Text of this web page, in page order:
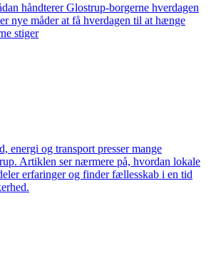
håndterer Glostrup-borgerne hverdagen
nye måder at få hverdagen til at hænge
stiger
energi og transport presser mange
Artiklen ser nærmere på, hvordan lokale
erfaringer og finder fællesskab i en tid